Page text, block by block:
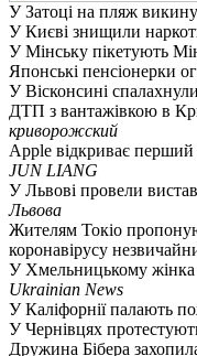
У Затоці на пляж
У Києві знищили
У Мінську пікетують
Японські пенсіонерки
У Вісконсині
ДТП з вантажівкою в
криворожский
Apple відкриває
JUN LIANG
У Львові провели
Львова
Жителям Токіо
коронавірусу
У Хмельницькому жінка
Ukrainian News
У Каліфорнії палають
У Чернівцях
Дружина Бібера